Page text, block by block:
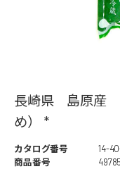
長崎県 島原産
め） *
カタログ番号
14-
商品番号